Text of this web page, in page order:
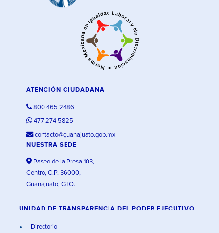
ATENCIÓN CIUDADANA
800 465 2486
477 274 5825
contacto@guanajuato.gob.mx
NUESTRA SEDE
Paseo de la Presa 103,
Centro, C.P. 36000,
Guanajuato, GTO.
UNIDAD DE TRANSPARENCIA DEL PODER EJECUTIVO
Directorio